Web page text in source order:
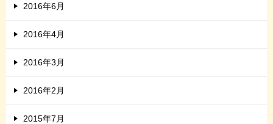
2016年6月
2016年4月
2016年3月
2016年2月
2015年7月